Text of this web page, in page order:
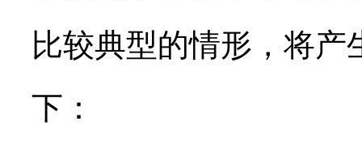
比较典型的情形，将
下：